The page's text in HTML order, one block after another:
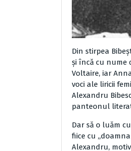
Din stirpea
şi încă cu nume
Voltaire, iar
voci ale liricii
Alexandru
panteonul
Dar să o luăm
fiice cu
Alexandru,